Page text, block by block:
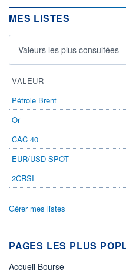
MES LISTES
Valeurs les plus consultées
VALEUR
Pétrole Brent
Or
CAC 40
EUR/USD SPOT
2CRSI
Gérer mes listes
PAGES LES PLUS
Accueil Bourse